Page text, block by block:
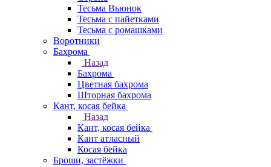
Тесьма Вьюнок
Тесьма с пайетками
Тесьма с ромашками
Воротники
Бахрома
Назад
Бахрома
Цветная бахрома
Шторная бахрома
Кант, косая бейка
Назад
Кант, косая бейка
Кант атласный
Косая бейка
Броши, застёжки